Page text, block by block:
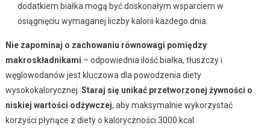
dodatkiem białka mogą być doskonałym wsparciem w
osiągnięciu wymaganej liczby kalorii każdego dnia.
Nie zapominaj o zachowaniu równowagi pomiędzy
makroskładnikami – odpowiednia ilość białka, tłuszczy i
węglowodanów jest kluczowa dla powodzenia diety
wysokokalorycznej. Staraj się unikać przetworzonej żywności o
niskiej wartości odżywczej, aby maksymalnie wykorzystać
korzyści płynące z diety o kaloryczności 3000 kcal.